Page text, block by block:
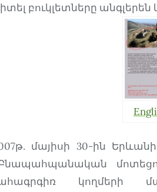
բուկլետները անգլերեն
մայիսի 30-ին
կողմերի